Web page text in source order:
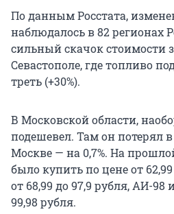
По данным Росстата,
наблюдалось в 82 регионах
сильный скачок стоимости
Севастополе, где топливо
треть (+30%).
В Московской области,
подешевел. Там он потерял в
Москве — на 0,7%. На
было купить по цене от
от 68,99 до 97,9 рубля, АИ-
99,98 рубля.